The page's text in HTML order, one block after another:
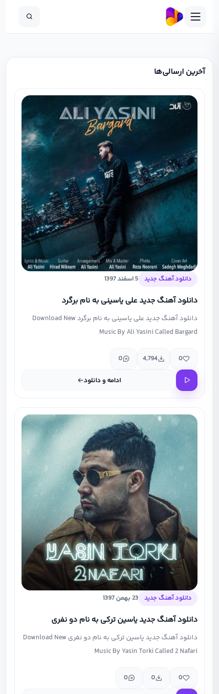
آخرین ارسالی‌ها
دانلود آهنگ جدید 5 اسفند 1397
دانلود آهنگ جدید علی یاسینی به نام برگرد
دانلود آهنگ جدید علی یاسینی به نام برگرد Download New
Music By Ali Yasini Called Bargard
0
4,794
0
ادامه و دانلود
دانلود آهنگ جدید 23 بهمن 1397
دانلود آهنگ جدید یاسین ترکی به نام دو نفری
دانلود آهنگ جدید یاسین ترکی به نام دو نفری Download New
Music By Yasin Torki Called 2 Nafari
0
0
0